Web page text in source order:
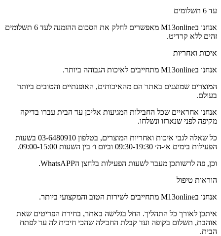
עד 6 תשלומים
אנחנו בM13online מאפשרים לחלק את הסכום ההזמנה לעד 6 תשלומים
זהים ללא קרדיט.
איכות ואחריות
אנחנו בM13online מתחייבים לאיכות הגבוהה ביותר.
המוצרים שמוצגים באתר הם מהאיכותים, האופנתיים והטובים ביותר
בעולם.
אנחנו אחראיים שכל החבילות המגיעות אליכן עד הבית עברו בדיקה
מקיפה לפני שנארזו ונשלחו.
כל שאלה לגבי איכות ואחריות המוצרים, בטלפון 03-6480910 בשעות
הפעילות בימים א׳-ה׳ 09:30-19:30 וביום ו׳ בין השעות 09:00-15:00.
וכן, פה לרשותכן מעבר לשעות הפעילות בלחצן הWhatsAPP.
הוראות טיפול
אנחנו בM13online מתחייבים לשירות הטוב והמקצועי ביותר.
איתכן לאורך כל התהליך. החל בגלישה באתר, בחירת הפריטים שאת
אוהבת, תשלום בקופה ועד קבלת החבילה שהכי חיכית לה עד לפתח
הבית.